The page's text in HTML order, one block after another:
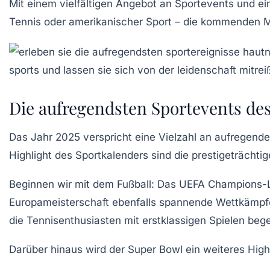
Mit einem vielfältigen Angebot an Sportevents und
Tennis oder amerikanischer Sport – die
Die aufregendsten Sportevents
Das Jahr 2025 verspricht eine Vielzahl an
Highlight des Sportkalenders sind die
Beginnen wir mit dem Fußball: Das UEFA
Europameisterschaft ebenfalls spannende
die Tennisenthusiasten mit erstklassigen Spielen
Darüber hinaus wird der Super Bowl ein weiteres